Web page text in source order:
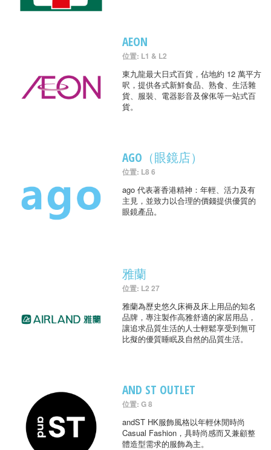
AEON
位置: L1 & L2
東九龍最大日式百貨，佔地約 12 萬平方
呎，提供各式新鮮食品、熟食、生活雜
貨、服裝、電器影音及傢俬等一站式百
貨。
AGO（眼鏡店）
位置: L8 6
ago 代表著香港精神：年輕、活力及有
主見，並致力以合理的價錢提供優質的
眼鏡產品。
雅蘭
位置: L2 27
雅蘭為歷史悠久床褥及床上用品的知名
品牌，專注製作高雅舒適的家居用品，
讓追求品質生活的人士輕鬆享受到無可
比擬的優質睡眠及自然的品質生活。
AND ST OUTLET
位置: G 8
andST HK服飾風格以年輕休閒時尚
Casual Fashion，具時尚感而又兼顧整
體造型需求的服飾為主。